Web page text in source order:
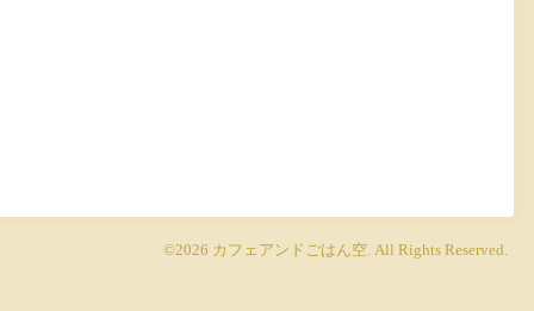
©2026 カフェアンドごはん空. All Rights Reserved.